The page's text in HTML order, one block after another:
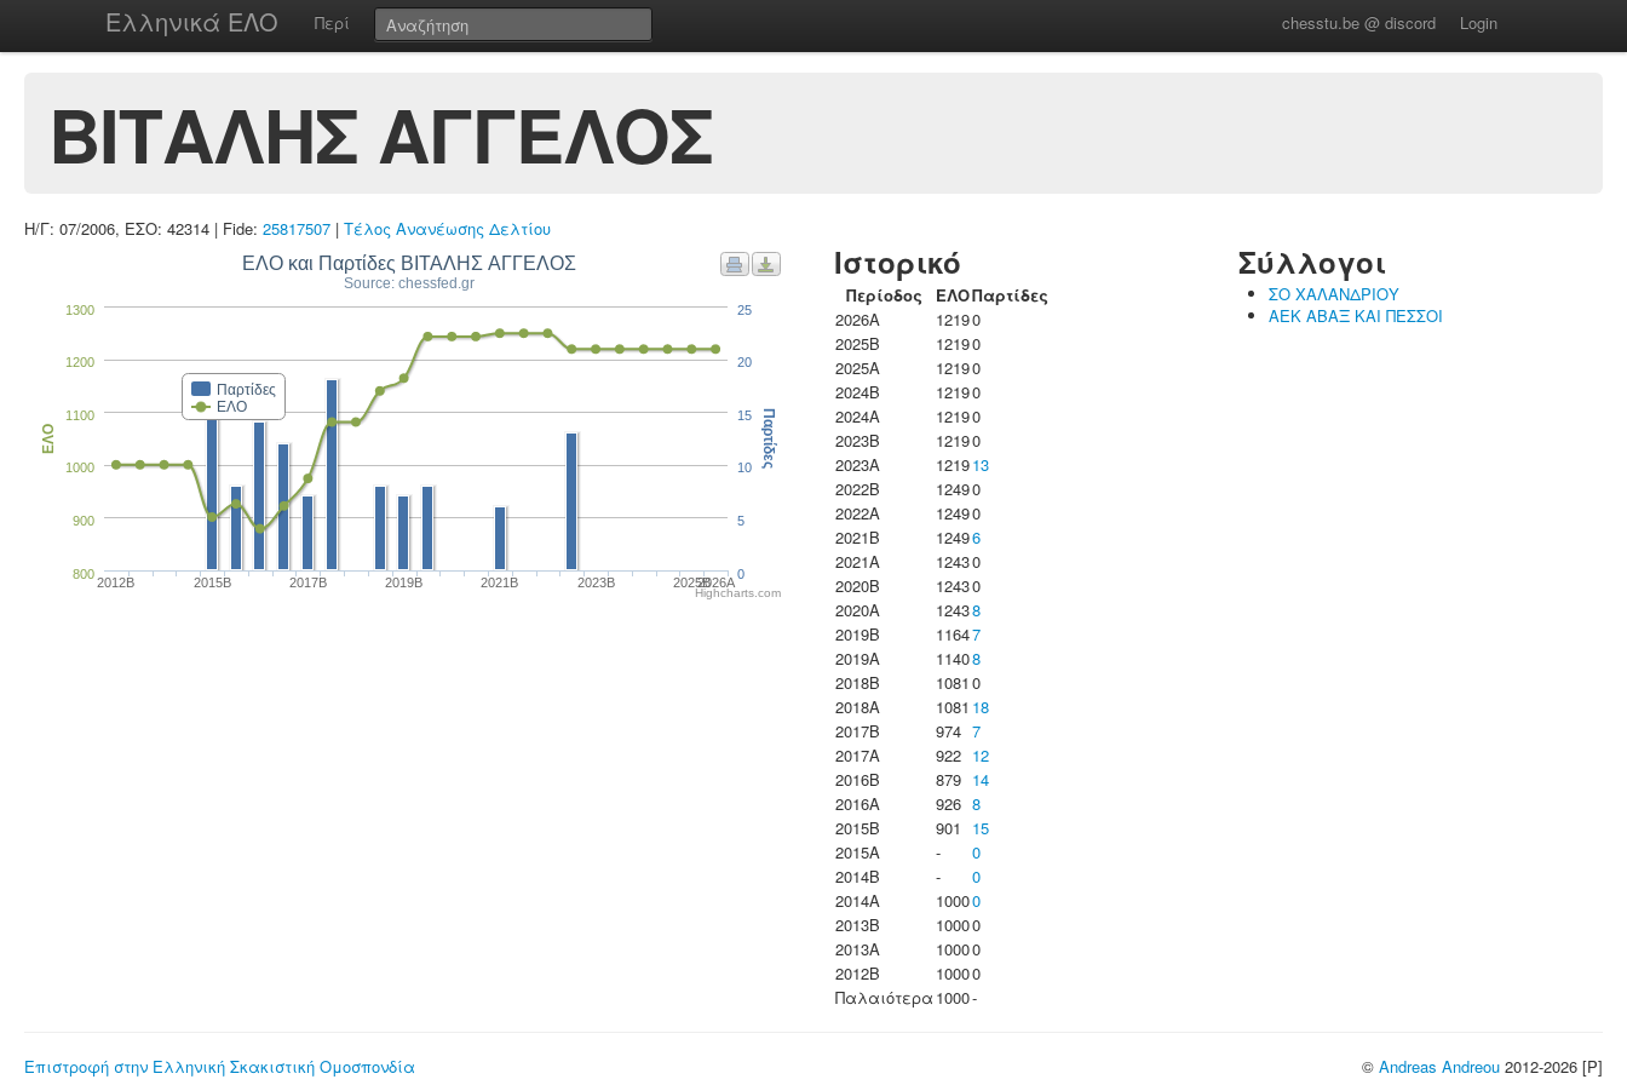
Ελληνικά ΕΛΟ Περί chesstu.be @ discord Login
ΒΙΤΑΛΗΣ ΑΓΓΕΛΟΣ
Η/Γ: 07/2006, ΕΣΟ: 42314 | Fide: 25817507 | Τέλος Ανανέωσης Δελτίου
ΕΛΟ και Παρτίδες ΒΙΤΑΛΗΣ ΑΓΓΕΛΟΣ
Source: chessfed.gr
Παρτίδες
ΕΛΟ
2012B 2015B 2017B 2019B 2021B 2023B 2025B2026A
800
900
1000
1100
1200
1300
ΕΛΟ
0
5
10
15
20
25
Παρτίδες
Highcharts.com
Ιστορικό
Περίοδος ΕΛΟΠαρτίδες
2026A
12190
2025B
12190
2025A
12190
2024B
12190
2024A
12190
2023B
12190
2023Α
121913
2022B
12490
2022A
12490
2021B
12496
2021A
12430
2020B
12430
2020A
12438
2019B
11647
2019A
11408
2018B
1081 0
2018A
1081 18
2017B
974 7
2017A
922 12
2016B
879 14
2016A
926 8
2015B
901
15
2015A
-
0
2014B
-
0
2014A
10000
2013B
10000
2013A
10000
2012B
10000
Παλαιότερα 1000-
Σύλλογοι
ΣΟ ΧΑΛΑΝΔΡΙΟΥ
ΑΕΚ ΑΒΑΞ ΚΑΙ ΠΕΣΣΟΙ
Επιστροφή στην Ελληνική Σκακιστική Ομοσπονδία © Andreas Andreou 2012-2026 [P]